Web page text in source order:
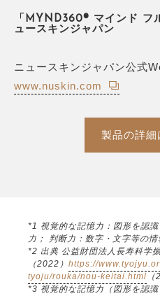
「MYND360® マインド フ
ュースキンジャパン
ニュースキンジャパン公式
www.nuskin.com
製品の詳細
*1 視覚的な記憶力：図形を認
力； 判断力：数字・文字等の
*2 出典 公益財団法人長寿科学
（2022） https://
tyoju/rouka/nou-keitai.html
*3 視覚的な記憶力（図形を認